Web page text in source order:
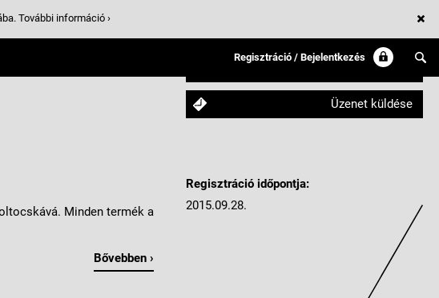
Regisztráció / Bejelentkezés
Követem
Üzenet küldése
Minden termék a
Bővebben ›
Regisztráció időpontja:
2015.09.28.
További információ ›